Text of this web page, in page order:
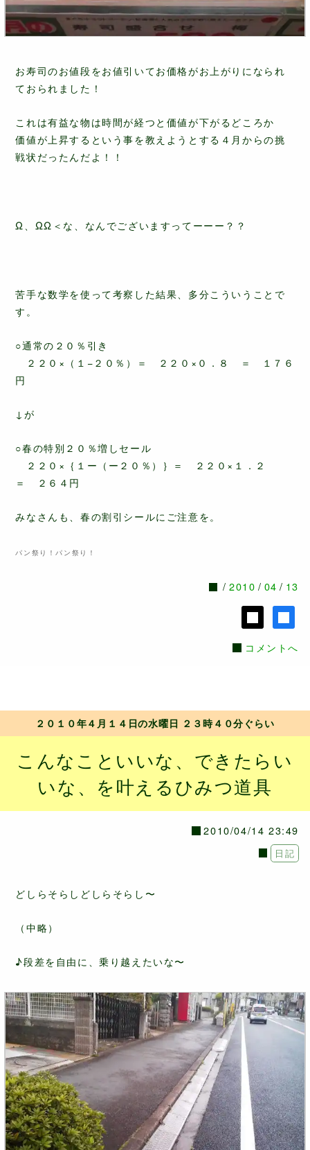
お寿司のお値段をお値引いてお価格がお上がりになられ
ておられました！
これは有益な物は時間が経つと価値が下がるどころか
価値が上昇するという事を教えようとする４月からの挑
戦状だったんだよ！！
Ω、ΩΩ＜な、なんでございますってーーー？？
苦手な数学を使って考察した結果、多分こういうことで
す。
○通常の２０％引き
２２０×（１−２０％）＝ ２２０×０．８ ＝ １７６
円
↓が
○春の特別２０％増しセール
２２０×｛１ー（ー２０％）｝＝ ２２０×１．２
＝ ２６４円
みなさんも、春の割引シールにご注意を。
パン祭り！パン祭り！
2010 04 13
コメントへ
２０１０年４月１４日の水曜日 ２３時４０分ぐらい
こんなこといいな、できたらい
いな、を叶えるひみつ道具
2010/04/14 23:49
日記
どしらそらしどしらそらし〜
（中略）
♪段差を自由に、乗り越えたいな〜